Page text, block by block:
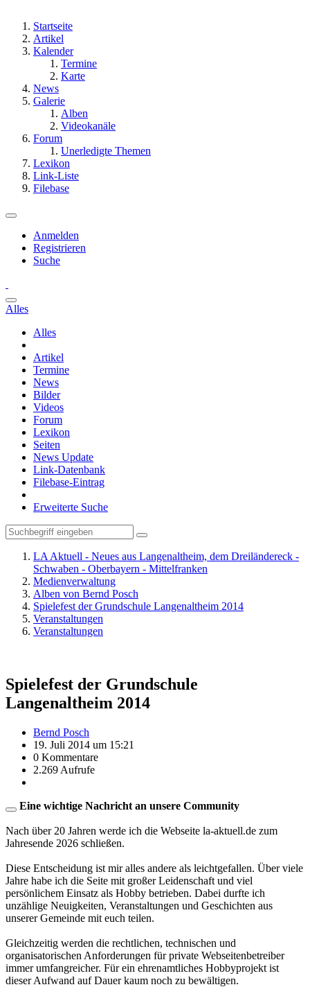
Startseite
Artikel
Kalender
Termine
Karte
News
Galerie
Alben
Videokanäle
Forum
Unerledigte Themen
Lexikon
Link-Liste
Filebase
Anmelden
Registrieren
Suche
Alles
Alles
Artikel
Termine
News
Bilder
Videos
Forum
Lexikon
Seiten
News Update
Link-Datenbank
Filebase-Eintrag
Erweiterte Suche
LA Aktuell - Neues aus Langenaltheim, dem Dreiländereck -
Schwaben - Oberbayern - Mittelfranken
Medienverwaltung
Alben von Bernd Posch
Spielefest der Grundschule Langenaltheim 2014
Veranstaltungen
Veranstaltungen
Spielefest der Grundschule
Langenaltheim 2014
Bernd Posch
19. Juli 2014 um 15:21
0 Kommentare
2.269 Aufrufe
Eine wichtige Nachricht an unsere Community
Nach über 20 Jahren werde ich die Webseite la-aktuell.de zum
Jahresende 2026 schließen.
Diese Entscheidung ist mir alles andere als leichtgefallen. Über viele
Jahre habe ich die Seite mit großer Leidenschaft und viel
persönlichem Einsatz als Hobby betrieben. Dabei durfte ich
unzählige Neuigkeiten, Veranstaltungen und Geschichten aus
unserer Gemeinde mit euch teilen.
Gleichzeitig werden die rechtlichen, technischen und
organisatorischen Anforderungen für private Webseitenbetreiber
immer umfangreicher. Für ein ehrenamtliches Hobbyprojekt ist
dieser Aufwand auf Dauer kaum noch zu bewältigen.